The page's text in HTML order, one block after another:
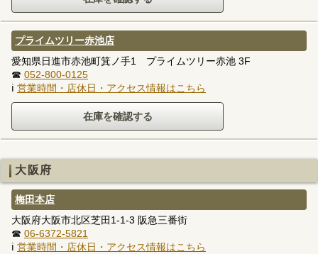
プライムツリー赤池店
愛知県日進市赤池町箕ノ手1 プライムツリー赤池 3F
☎ 052-800-0125
ℹ 営業時間・店休日・アクセス情報はこちら
大阪府
梅田本店
大阪府大阪市北区芝田1-1-3 阪急三番街
☎ 06-6372-5821
ℹ 営業時間・店休日・アクセス情報はこちら